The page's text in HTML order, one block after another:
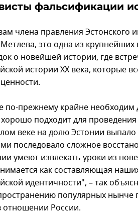
фальсификации
члена правления Эстонского
это одна из
о новейшей истории, где
истории XX века, которые
по-прежнему крайне необходим
подходит для
веке на долю Эстонии выпало
последовало сложное
умеют извлекать уроки из
как составляющая
идентичности", – так
популярных нынче
отношении России.